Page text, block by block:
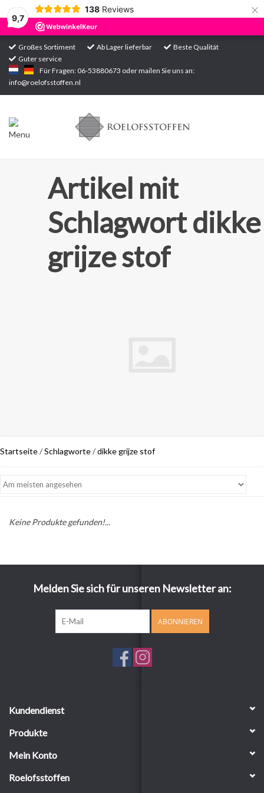
9,7
138 Reviews ×
Großes Sortiment Ab Lager lieferbar
Beste Qualität
Guter service
Für Fragen: 06-53880673 oder mailen Sie uns an:
info@roelofsstoffen.nl
Startseite
Sortiment
Artikel mit
Schlagwort dikke
grijze stof
Startseite/Schlagworte/dikke grijze stof
Keine Produkte gefunden!...
Melden Sie sich für unseren Newsletter an:
ABONNIEREN
Kundendienst
Produkte
Mein Konto
Roelofsstoffen